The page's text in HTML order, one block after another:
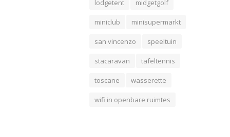
lodgetent midgetgolf
miniclub minisupermarkt
san vincenzo speeltuin
stacaravan tafeltennis
toscane wasserette
wifi in openbare ruimtes